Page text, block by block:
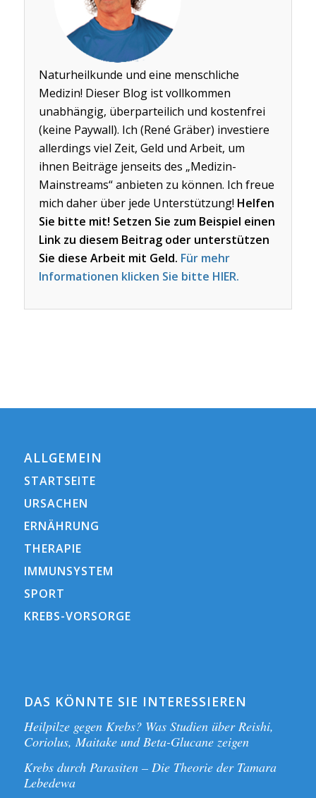
Naturheilkunde und eine menschliche
Medizin! Dieser Blog ist vollkommen
unabhängig, überparteilich und kostenfrei
(keine Paywall). Ich (René Gräber) investiere
allerdings viel Zeit, Geld und Arbeit, um
ihnen Beiträge jenseits des „Medizin-
Mainstreams“ anbieten zu können. Ich freue
mich daher über jede Unterstützung! Helfen
Sie bitte mit! Setzen Sie zum Beispiel einen
Link zu diesem Beitrag oder unterstützen
Sie diese Arbeit mit Geld. Für mehr
Informationen klicken Sie bitte HIER.
ALLGEMEIN
STARTSEITE
URSACHEN
ERNÄHRUNG
THERAPIE
IMMUNSYSTEM
SPORT
KREBS-VORSORGE
DAS KÖNNTE SIE INTERESSIEREN
Heilpilze gegen Krebs? Was Studien über Reishi,
Coriolus, Maitake und Beta-Glucane zeigen
Krebs durch Parasiten – Die Theorie der Tamara
Lebedewa